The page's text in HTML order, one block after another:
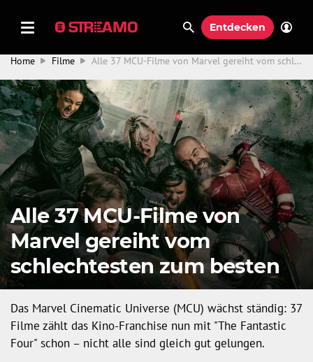
Entdecken
Home Filme Alle 37 MCU-Filme von Marvel gereiht vom schlechtesten zum besten
Alle 37 MCU-Filme von
Marvel gereiht vom
schlechtesten zum besten
Das Marvel Cinematic Universe (MCU) wächst ständig: 37
Filme zählt das Kino-Franchise nun mit "The Fantastic
Four" schon – nicht alle sind gleich gut gelungen.